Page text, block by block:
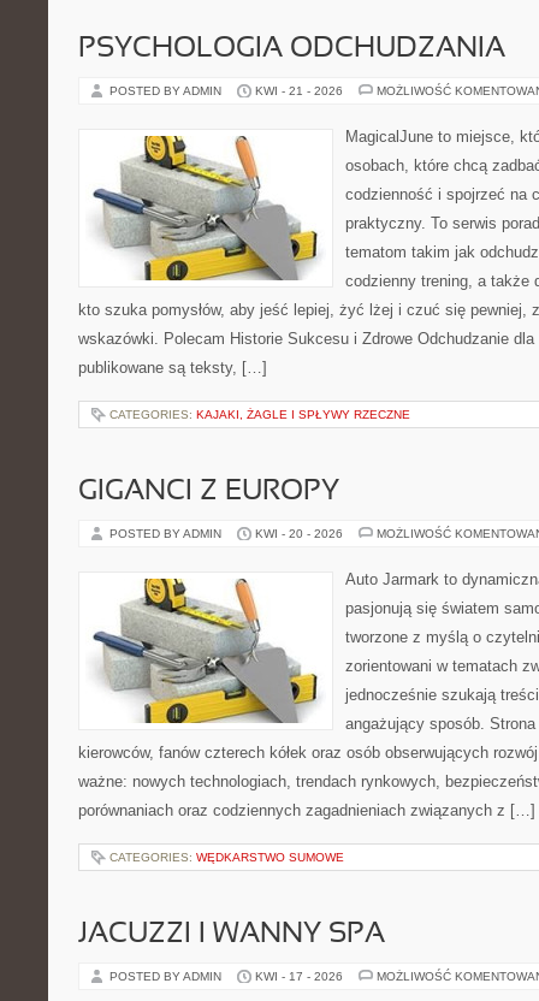
PSYCHOLOGIA ODCHUDZANIA
POSTED BY ADMIN KWI - 21 - 2026 MOŻLIWOŚĆ
MagicalJune to miejsce,
osobach, które chcą
codzienność i spojrzeć na
praktyczny. To serwis
tematom takim jak
codzienny trening, a także
kto szuka pomysłów, aby jeść lepiej, żyć lżej i czuć się pewniej,
wskazówki. Polecam Historie Sukcesu i Zdrowe Odchudzanie
publikowane są teksty, […]
CATEGORIES: KAJAKI, ŻAGLE I SPŁYWY RZECZNE
GIGANCI Z EUROPY
POSTED BY ADMIN KWI - 20 - 2026 MOŻLIWOŚĆ
Auto Jarmark to
pasjonują się światem
tworzone z myślą o
zorientowani w tematach
jednocześnie szukają
angażujący sposób.
kierowców, fanów czterech kółek oraz osób obserwujących
ważne: nowych technologiach, trendach rynkowych,
porównaniach oraz codziennych zagadnieniach związanych z […]
CATEGORIES: WĘDKARSTWO SUMOWE
JACUZZI I WANNY SPA
POSTED BY ADMIN KWI - 17 - 2026 MOŻLIWOŚĆ